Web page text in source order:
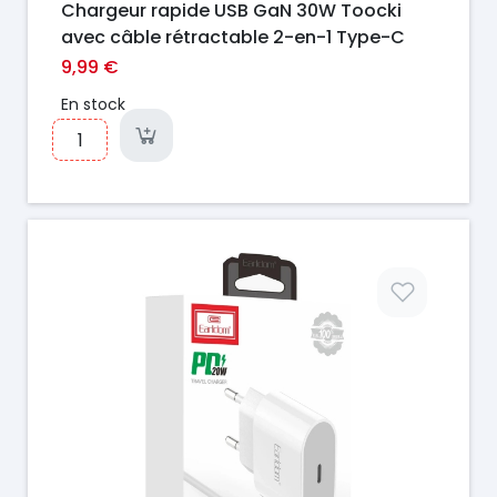
Chargeur rapide USB GaN 30W Toocki
avec câble rétractable 2-en-1 Type-C
9,99 €
En stock